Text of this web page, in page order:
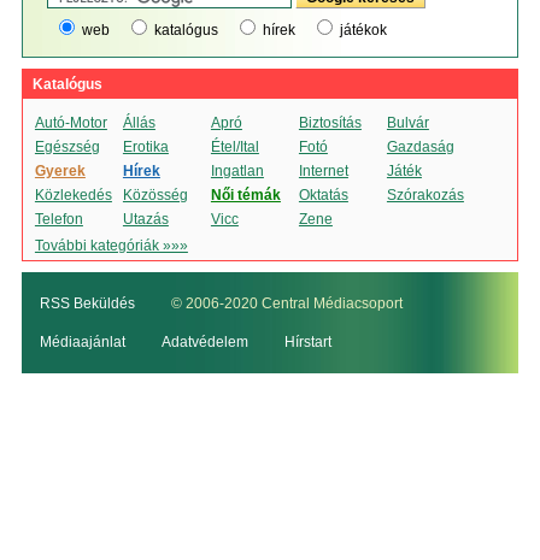
web katalógus hírek játékok
Katalógus
Autó-Motor Állás Apró Biztosítás
Bulvár
Egészség
Erotika Étel/Ital Fotó
Gazdaság
Gyerek
Hírek Ingatlan Internet
Játék
Közlekedés
Közösség Női témák Oktatás
Szórakozás
Telefon
Utazás Vicc
Zene
További kategóriák »»»
RSS Beküldés © 2006-2020 Central Médiacsoport
Médiaajánlat Adatvédelem Hírstart